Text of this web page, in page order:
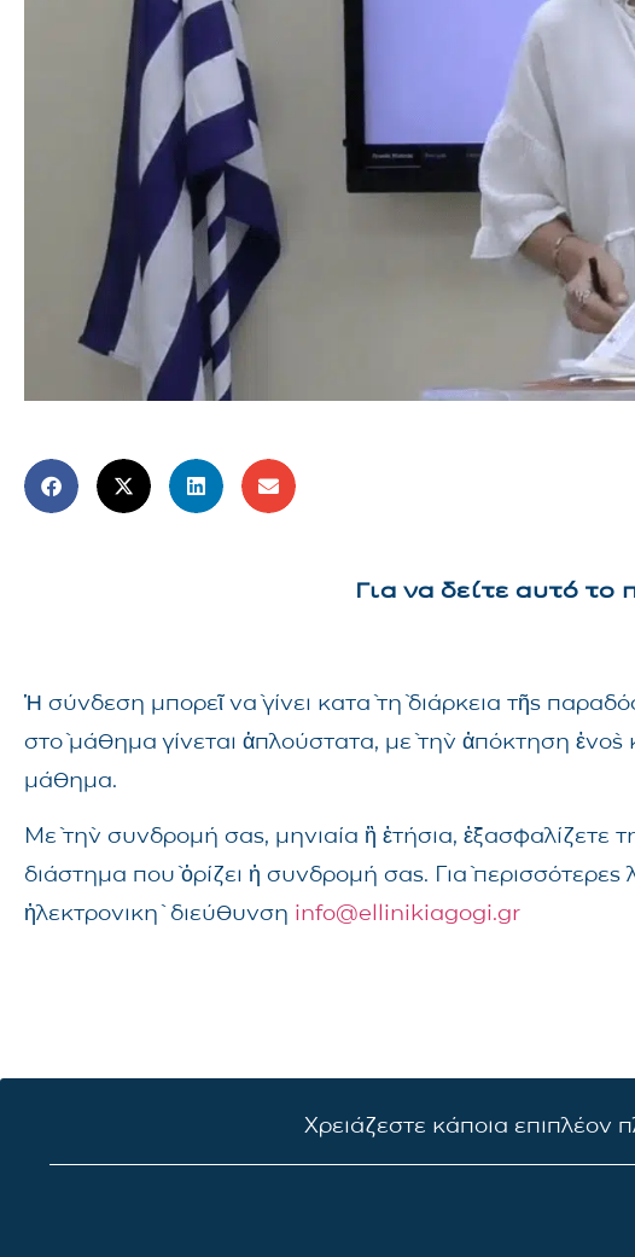
Για να δείτε αυτό
Ἡ σύνδεση μπορεῖ νὰ γίνει κατὰ τὴ διάρκεια τῆς
στὸ μάθημα γίνεται ἁπλούστατα, μὲ τὴν ἀπόκτηση
μάθημα.
Μὲ τὴν συνδρομή σας, μηνιαία ἢ ἐτήσια, ἐξασφαλίζετε
διάστημα ποὺ ὁρίζει ἡ συνδρομή σας. Γιὰ
ἠλεκτρονικὴ διεύθυνση info@ellinikiagogi.gr
Χρειάζεστε κάποια επιπλέον